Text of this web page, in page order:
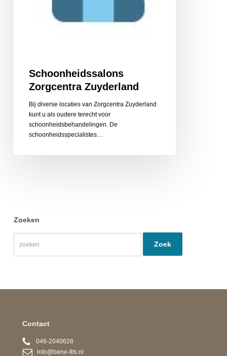
Schoonheidssalons
Zorgcentra Zuyderland
Bij diverse locaties van Zorgcentra Zuyderland
kunt u als oudere terecht voor
schoonheidsbehandelingen. De
schoonheidsspecialistes…
Zoeken
Contact
046-2040628
info@bene-fits.nl